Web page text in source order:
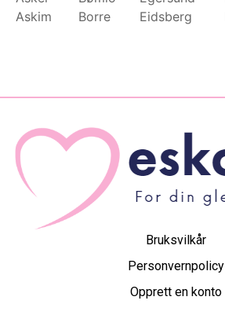
Askim
Borre
Eidsberg
Bruksvilkår
Personvernpolicy
Opprett en konto